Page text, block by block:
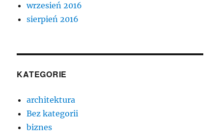
wrzesień 2016
sierpień 2016
KATEGORIE
architektura
Bez kategorii
biznes